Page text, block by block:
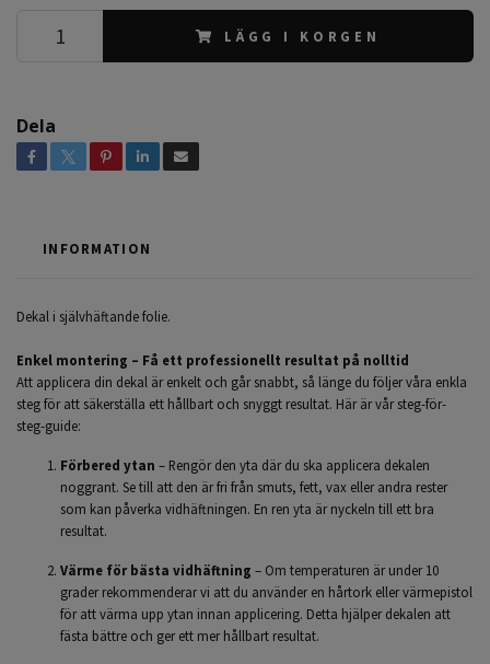
LÄGG I KORGEN
Dela
INFORMATION
Dekal i självhäftande folie.
Enkel montering – Få ett professionellt resultat på nolltid
Att applicera din dekal är enkelt och går snabbt, så länge du följer våra enkla
steg för att säkerställa ett hållbart och snyggt resultat. Här är vår steg-för-
steg-guide:
Förbered ytan – Rengör den yta där du ska applicera dekalen
noggrant. Se till att den är fri från smuts, fett, vax eller andra rester
som kan påverka vidhäftningen. En ren yta är nyckeln till ett bra
resultat.
Värme för bästa vidhäftning – Om temperaturen är under 10
grader rekommenderar vi att du använder en hårtork eller värmepistol
för att värma upp ytan innan applicering. Detta hjälper dekalen att
fästa bättre och ger ett mer hållbart resultat.